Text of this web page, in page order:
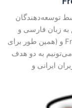
توسعه‌دهندگان
به زبان فارسی و
جامعه ایرانی مربوط می شوند را برای FreeBSD و (همین طور برای
به دو هدف
ایرانی و